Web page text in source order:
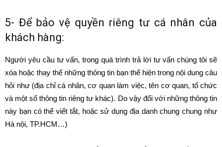
5- Để bảo vệ quyền riêng tư cá nhân của
khách hàng:
Người yêu cầu tư vấn, trong quá trình trả lời tư vấn chúng tôi sẽ
xóa hoặc thay thế những thông tin bạn thể hiện trong nội dung câu
hỏi như (địa chỉ cá nhân, cơ quan làm việc, tên cơ quan, tổ chức
và một số thông tin riêng tư khác). Do vậy đối với những thông tin
này bạn có thể viết tắt, hoặc sử dụng địa danh chung chung như
Hà nội, TP.HCM…)